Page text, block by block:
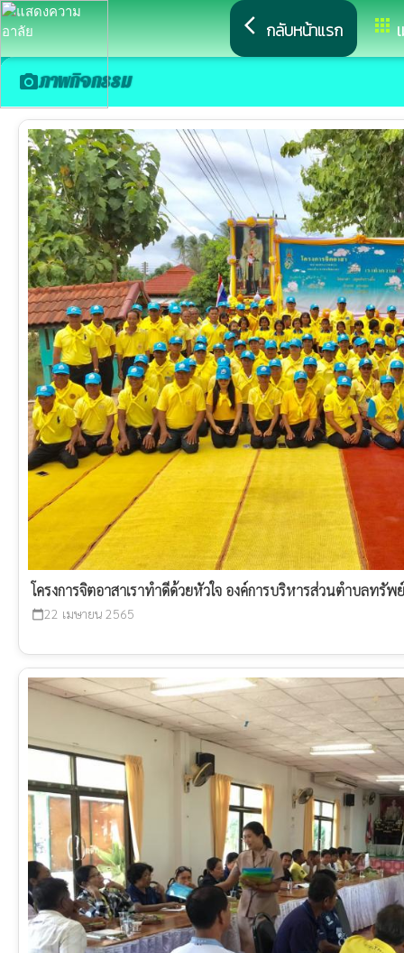
arrow_back_ios กลับหน้าแรก apps
camera_altภาพกิจกรรม
โครงการจิตอาสาเราทำดีด้วยหัวใจ องค์การบริหารส่วนตำบลทรัพ
calendar_today22 เมษายน 2565